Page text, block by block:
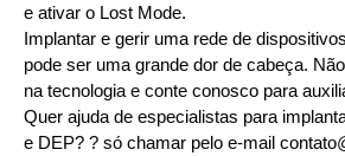
e ativar o Lost Mode.
Implantar e gerir uma rede de
pode ser uma grande dor de cabeça.
na tecnologia e conte conosco para
Quer ajuda de especialistas para
e DEP? ? só chamar pelo e-mail